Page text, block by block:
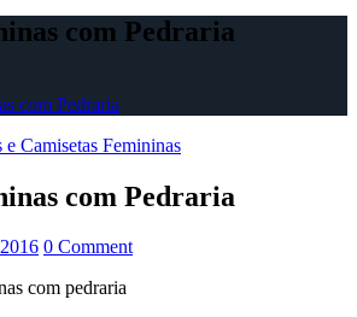
com Pedraria
com Pedraria
Camisetas Femininas
com Pedraria
0 Comment